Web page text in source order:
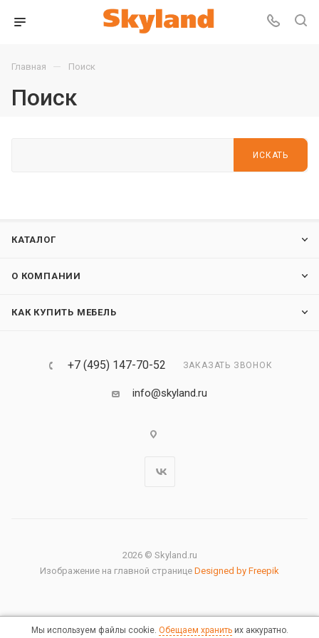
Главная — Поиск
Поиск
ИСКАТЬ
КАТАЛОГ
О КОМПАНИИ
КАК КУПИТЬ МЕБЕЛЬ
+7 (495) 147-70-52 ЗАКАЗАТЬ ЗВОНОК
info@skyland.ru
2026 © Skyland.ru
Изображение на главной странице Designed by Freepik
Правовая информация
Мы используем файлы cookie. Обещаем хранитьих аккуратно.